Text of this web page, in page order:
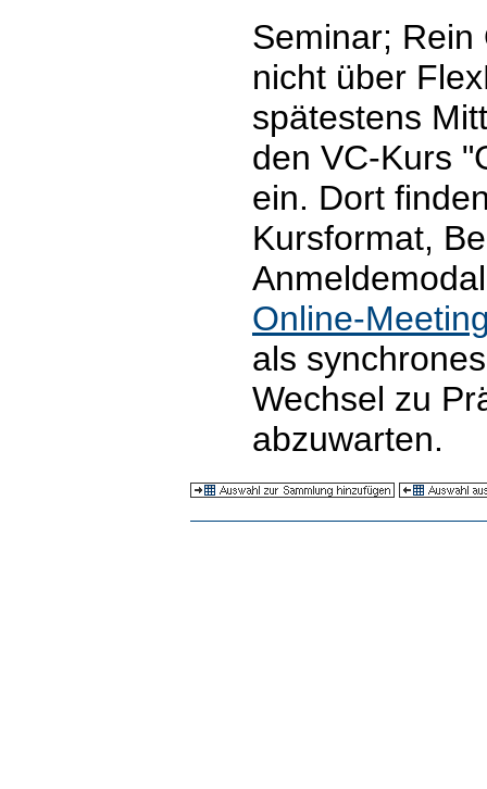
Seminar; Rein
nicht über
spätestens
den VC-Kurs
ein. Dort
Kursformat,
Online-
als
Wechsel zu
abzuwarten.